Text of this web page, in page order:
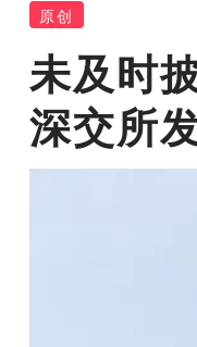
原创
未及时
深交所